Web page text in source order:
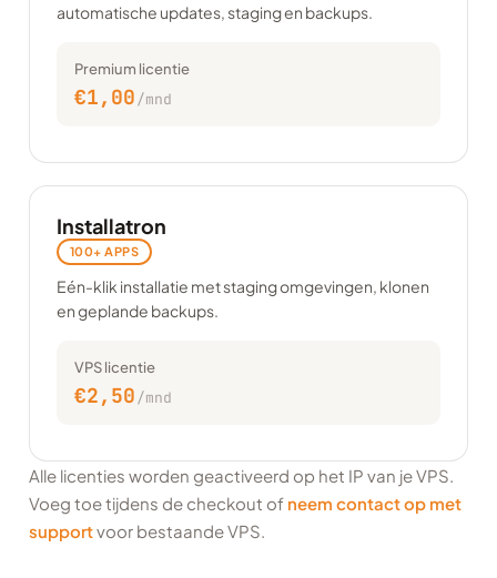
automatische updates, staging en backups.
Premium licentie
€1,00/mnd
Installatron
100+ APPS
Eén-klik installatie met staging omgevingen, klonen
en geplande backups.
VPS licentie
€2,50/mnd
Alle licenties worden geactiveerd op het IP van je VPS.
Voeg toe tijdens de checkout of neem contact op met
supportvoor bestaande VPS.